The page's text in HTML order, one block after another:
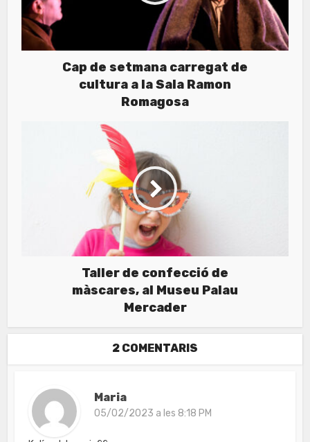
Cap de setmana carregat de
cultura a la Sala Ramon
Romagosa
Taller de confecció de
màscares, al Museu Palau
Mercader
2 COMENTARIS
Maria
05/02/2023 a les 8:18 PM